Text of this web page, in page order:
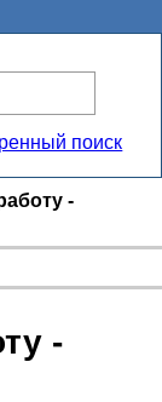
поиск
-
-